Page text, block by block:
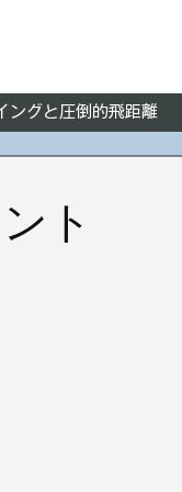
ングと圧倒的飛距離
ト